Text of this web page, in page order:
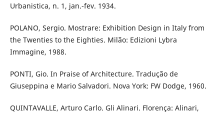
Urbanistica, n. 1, jan.-fev. 1934.
POLANO, Sergio. Mostrare: Exhibition Design in Italy from
the Twenties to the Eighties. Milão: Edizioni Lybra
Immagine, 1988.
PONTI, Gio. In Praise of Architecture. Tradução de
Giuseppina e Mario Salvadori. Nova York: FW Dodge, 1960.
QUINTAVALLE, Arturo Carlo. Gli Alinari. Florença: Alinari,